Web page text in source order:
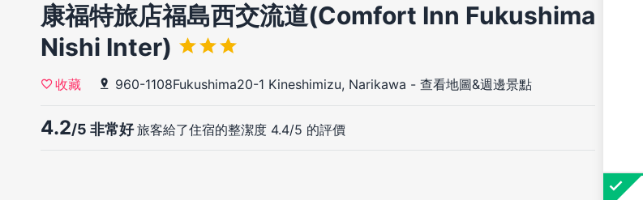
康福特旅店福島西交流道(Comfort Inn Fukushima
Nishi Inter)
收藏 960-1108Fukushima20-1 Kineshimizu, Narikawa - 查看地圖&週邊景點
4.2/5 非常好旅客給了住宿的整潔度 4.4/5 的評價